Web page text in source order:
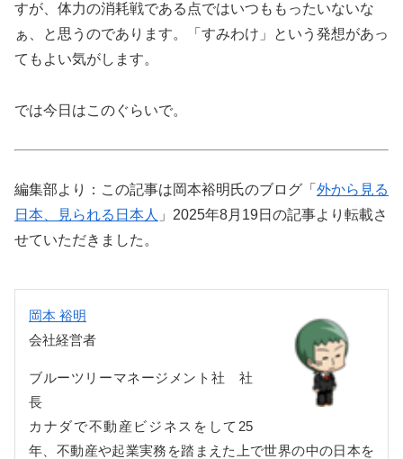
すが、体力の消耗戦である点ではいつももったいないな
ぁ、と思うのであります。「すみわけ」という発想があっ
てもよい気がします。
では今日はこのぐらいで。
編集部より：この記事は岡本裕明氏のブログ「 外から見る
日本、見られる日本人 」2025年8月19日の記事より転載さ
せていただきました。
岡本 裕明
会社経営者
ブルーツリーマネージメント社 社
長
カナダで不動産ビジネスをして25
年、不動産や起業実務を踏まえた上で世界の中の日本を